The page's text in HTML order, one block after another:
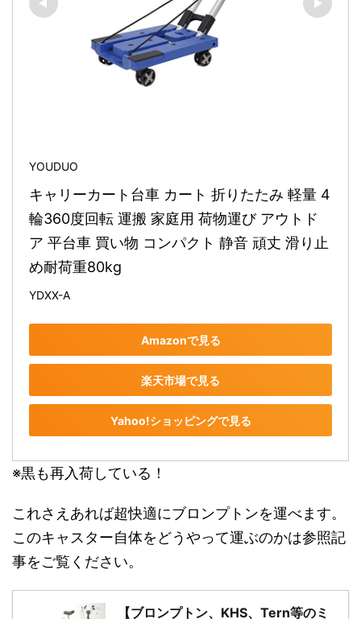
YOUDUO
キャリーカート台車 カート 折りたたみ 軽量 4
輪360度回転 運搬 家庭用 荷物運び アウトド
ア 平台車 買い物 コンパクト 静音 頑丈 滑り止
め耐荷重80kg
YDXX-A
Amazonで見る
楽天市場で見る
Yahoo!ショッピングで見る
※黒も再入荷している！
これさえあれば超快適にブロンプトンを運べます。
このキャスター自体をどうやって運ぶのかは参照記
事をご覧ください。
【ブロンプトン、KHS、Tern等のミ